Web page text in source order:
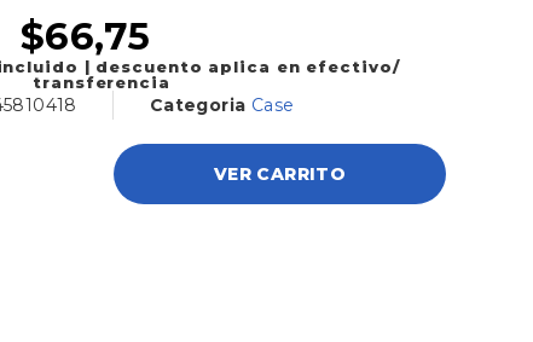
$66,75
incluido | descuento aplica en efectivo/
transferencia
Categoria Case
VER CARRITO